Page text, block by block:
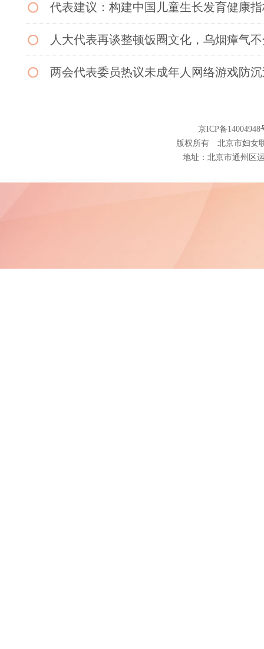
代表建议：构建中国儿童生长发育健康
人大代表再谈整顿饭圈文化，乌烟瘴气
两会代表委员热议未成年人网络游戏防
京ICP备14004948
版权所有 北京市妇女
地址：北京市通州区